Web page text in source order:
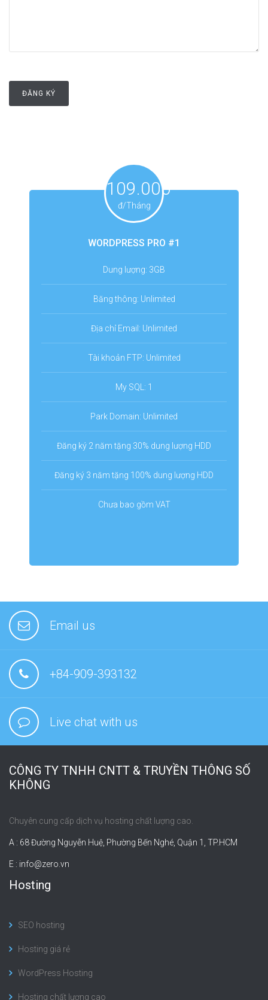
109.000
đ/Tháng
WORDPRESS PRO #1
Dung lượng: 3GB
Băng thông: Unlimited
Địa chỉ Email: Unlimited
Tài khoản FTP: Unlimited
My SQL: 1
Park Domain: Unlimited
Đăng ký 2 năm tặng 30% dung lượng HDD
Đăng ký 3 năm tặng 100% dung lượng HDD
Chưa bao gồm VAT
Email us
+84-909-393132
Live chat with us
CÔNG TY TNHH CNTT & TRUYỀN THÔNG SỐ
KHÔNG
Chuyên cung cấp dịch vụ hosting chất lượng cao.
A : 68 Đường Nguyễn Huệ, Phường Bến Nghé, Quận 1, TP.HCM
E : info@zero.vn
Hosting
SEO hosting
Hosting giá rẻ
WordPress Hosting
Hosting chất lượng cao